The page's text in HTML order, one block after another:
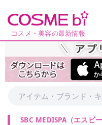
コスメ・美容の最新情報
SBC MEDISPA（エスビ